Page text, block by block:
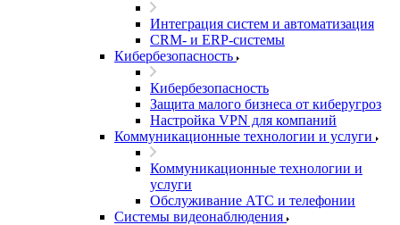
Интеграция систем и автоматизация
CRM- и ERP-системы
Кибербезопасность
Кибербезопасность
Защита малого бизнеса от киберугроз
Настройка VPN для компаний
Коммуникационные технологии и услуги
Коммуникационные технологии и
услуги
Обслуживание АТС и телефонии
Системы видеонаблюдения